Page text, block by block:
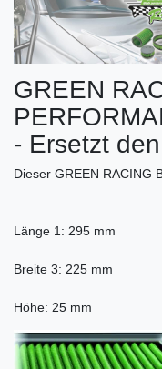
GREEN
- Ersetzt
Dieser GREEN RACING
Länge 1: 295 mm
Breite 3: 225 mm
Höhe: 25 mm